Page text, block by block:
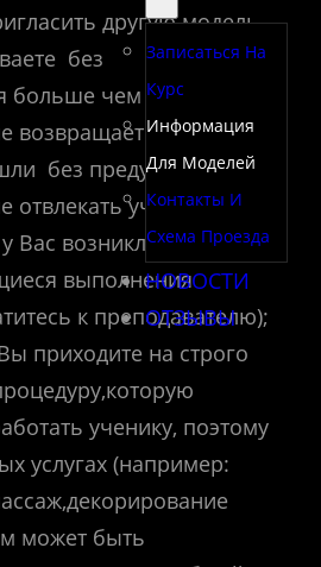
Записаться На
Курс
Информация
Для Моделей
Контакты И
Схема Проезда
НОВОСТИ
ОТЗЫВЫ
другую модель,
без
больше чем на 10 минут;
в случае,
без предупреждения;
учеников от
Вас возникли
выполнения
к преподавателю);
приходите на строго
ученику, поэтому
услугах (например:
может быть